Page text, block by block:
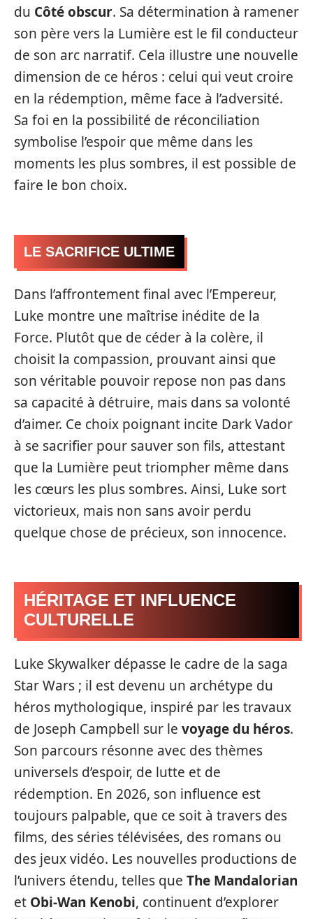
du Côté obscur. Sa détermination à ramener
son père vers la Lumière est le fil conducteur
de son arc narratif. Cela illustre une nouvelle
dimension de ce héros : celui qui veut croire
en la rédemption, même face à l’adversité.
Sa foi en la possibilité de réconciliation
symbolise l’espoir que même dans les
moments les plus sombres, il est possible de
faire le bon choix.
LE SACRIFICE ULTIME
Dans l’affrontement final avec l’Empereur,
Luke montre une maîtrise inédite de la
Force. Plutôt que de céder à la colère, il
choisit la compassion, prouvant ainsi que
son véritable pouvoir repose non pas dans
sa capacité à détruire, mais dans sa volonté
d’aimer. Ce choix poignant incite Dark Vador
à se sacrifier pour sauver son fils, attestant
que la Lumière peut triompher même dans
les cœurs les plus sombres. Ainsi, Luke sort
victorieux, mais non sans avoir perdu
quelque chose de précieux, son innocence.
HÉRITAGE ET INFLUENCE
CULTURELLE
Luke Skywalker dépasse le cadre de la saga
Star Wars ; il est devenu un archétype du
héros mythologique, inspiré par les travaux
de Joseph Campbell sur le voyage du héros.
Son parcours résonne avec des thèmes
universels d’espoir, de lutte et de
rédemption. En 2026, son influence est
toujours palpable, que ce soit à travers des
films, des séries télévisées, des romans ou
des jeux vidéo. Les nouvelles productions de
l’univers étendu, telles que The Mandalorian
et Obi-Wan Kenobi, continuent d’explorer